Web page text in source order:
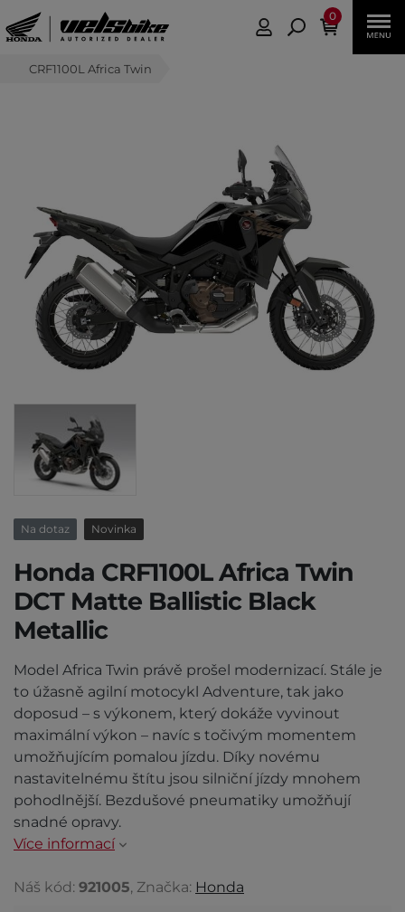
0
CRF1100L Africa Twin
Na dotaz Novinka
Honda CRF1100L Africa Twin
DCT Matte Ballistic Black
Metallic
Model Africa Twin právě prošel modernizací. Stále je
to úžasně agilní motocykl Adventure, tak jako
doposud – s výkonem, který dokáže vyvinout
maximální výkon – navíc s točivým momentem
umožňujícím pomalou jízdu. Díky novému
nastavitelnému štítu jsou silniční jízdy mnohem
pohodlnější. Bezdušové pneumatiky umožňují
snadné opravy.
Více informací
Náš kód: 921005, Značka: Honda